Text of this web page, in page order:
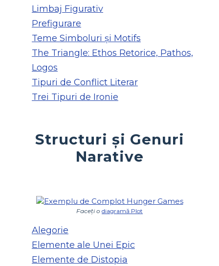
Limbaj Figurativ
Prefigurare
Teme Simboluri și Motifs
The Triangle: Ethos Retorice, Pathos,
Logos
Tipuri de Conflict Literar
Trei Tipuri de Ironie
Structuri și Genuri
Narative
Faceți o diagramă Plot
Alegorie
Elemente ale Unei Epic
Elemente de Distopia